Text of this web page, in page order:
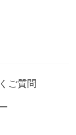
ご質問
開く）